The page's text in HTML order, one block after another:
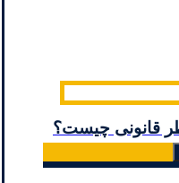
قانونی چیست؟